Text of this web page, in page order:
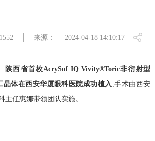
来源： 2024-04-18 14:10:17
陕西省首枚AcrySof IQ Vivity®Toric非衍射型
晶体在西安华厦眼科医院成功植入 ,手术由西安
主任惠娜带领团队实施。